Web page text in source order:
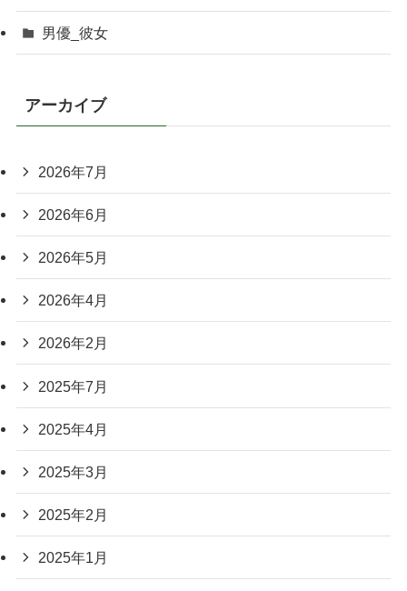
男優_彼女
アーカイブ
2026年7月
2026年6月
2026年5月
2026年4月
2026年2月
2025年7月
2025年4月
2025年3月
2025年2月
2025年1月